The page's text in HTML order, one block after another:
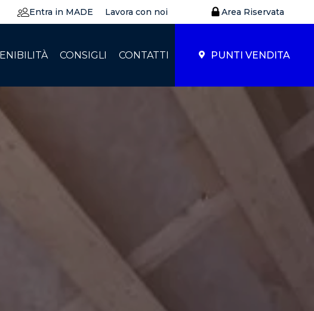
Entra in MADE Lavora con noi Area Riservata
CONSIGLI CONTATTI PUNTI VENDITA